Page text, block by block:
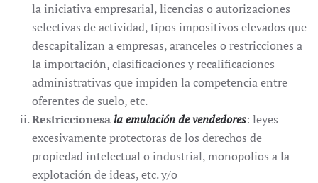
la iniciativa empresarial, licencias o autorizaciones
selectivas de actividad, tipos impositivos elevados que
descapitalizan a empresas, aranceles o restricciones a
la importación, clasificaciones y recalificaciones
administrativas que impiden la competencia entre
oferentes de suelo, etc.
Restriccionesala emulación de vendedores: leyes
excesivamente protectoras de los derechos de
propiedad intelectual o industrial, monopolios a la
explotación de ideas, etc. y/o